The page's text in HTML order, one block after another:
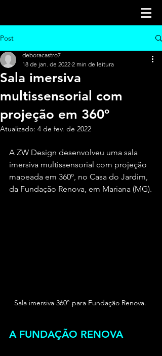
Post
Sala imersiva
multissensorial com
projeção em 360º
deboracastro7
18 de jan. de 2022 2 min de leitura
Atualizado: 4 de fev. de 2022
A ZW Design desenvolveu uma sala
imersiva multissensorial com projeção
mapeada em 360º, no Casa do Jardim,
da Fundação Renova, em Mariana (MG).
Sala imersiva 360° para Fundação Renova.
A FUNDAÇÃO RENOVA